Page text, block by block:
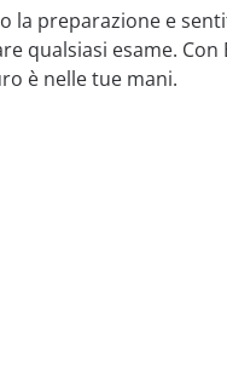
la preparazione e
qualsiasi esame. Con
è nelle tue mani.